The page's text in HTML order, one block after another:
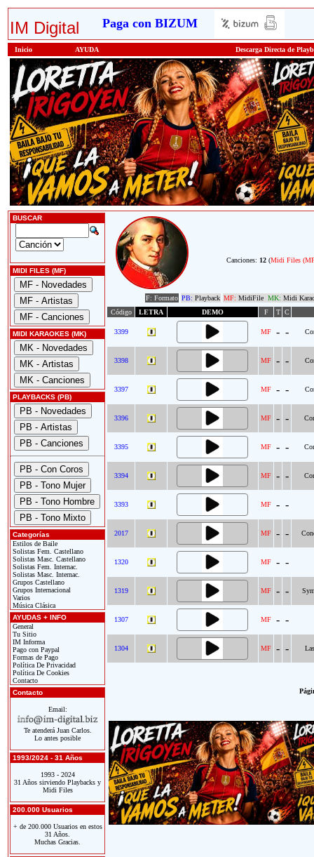
IM Digital Paga con BIZUM
Inicio AYUDA Descarga Directa de
BUSCAR
MIDI FILES (MF)
MIDI KARAOKES (MK)
PLAYBACKS (PB)
Categorías
Estilos de Baile
Solistas Fem. Castellano
Solistas Masc. Castellano
Solistas Fem. Internac.
Solistas Masc. Internac.
Grupos Castellano
Grupos Internacional
Varios
Música Clásica
AYUDAS + INFO
General
Tu Sitio
IM Informa
Pago con Paypal
Formas de Pago
Política De Privacidad
Política De Cookies
Contacto
Contacto
Email:
Te atenderá Juan Carlos.
Lo antes posible
1993/2024 - 31 Años
1993 - 2024
31 Años sirviendo Playbacks y
Midi Files
200.000 Usuarios
+ de 200.000 Usuarios en estos
31 Años.
Muchas Gracias.
Canciones: 12 (Midi Files
F: Formato PB: Playback MF: MidiFile MK: Midi
Código
LETRA DEMO F T C
3399 MF - -
3398 MF - -
3397 MF - -
3396 MF - -
3395 MF - -
3394 MF - -
3393 MF - -
2017 MF - -
1320 MF - -
1319 MF - -
1307 MF - -
1304 MF - -